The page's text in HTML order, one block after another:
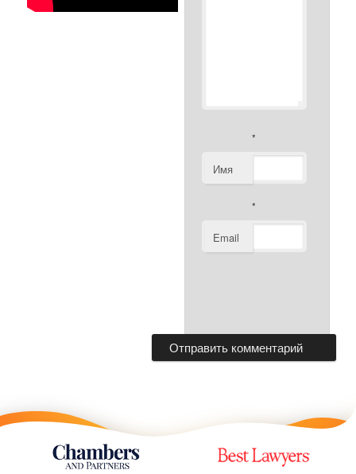
Имя
*
Email
*